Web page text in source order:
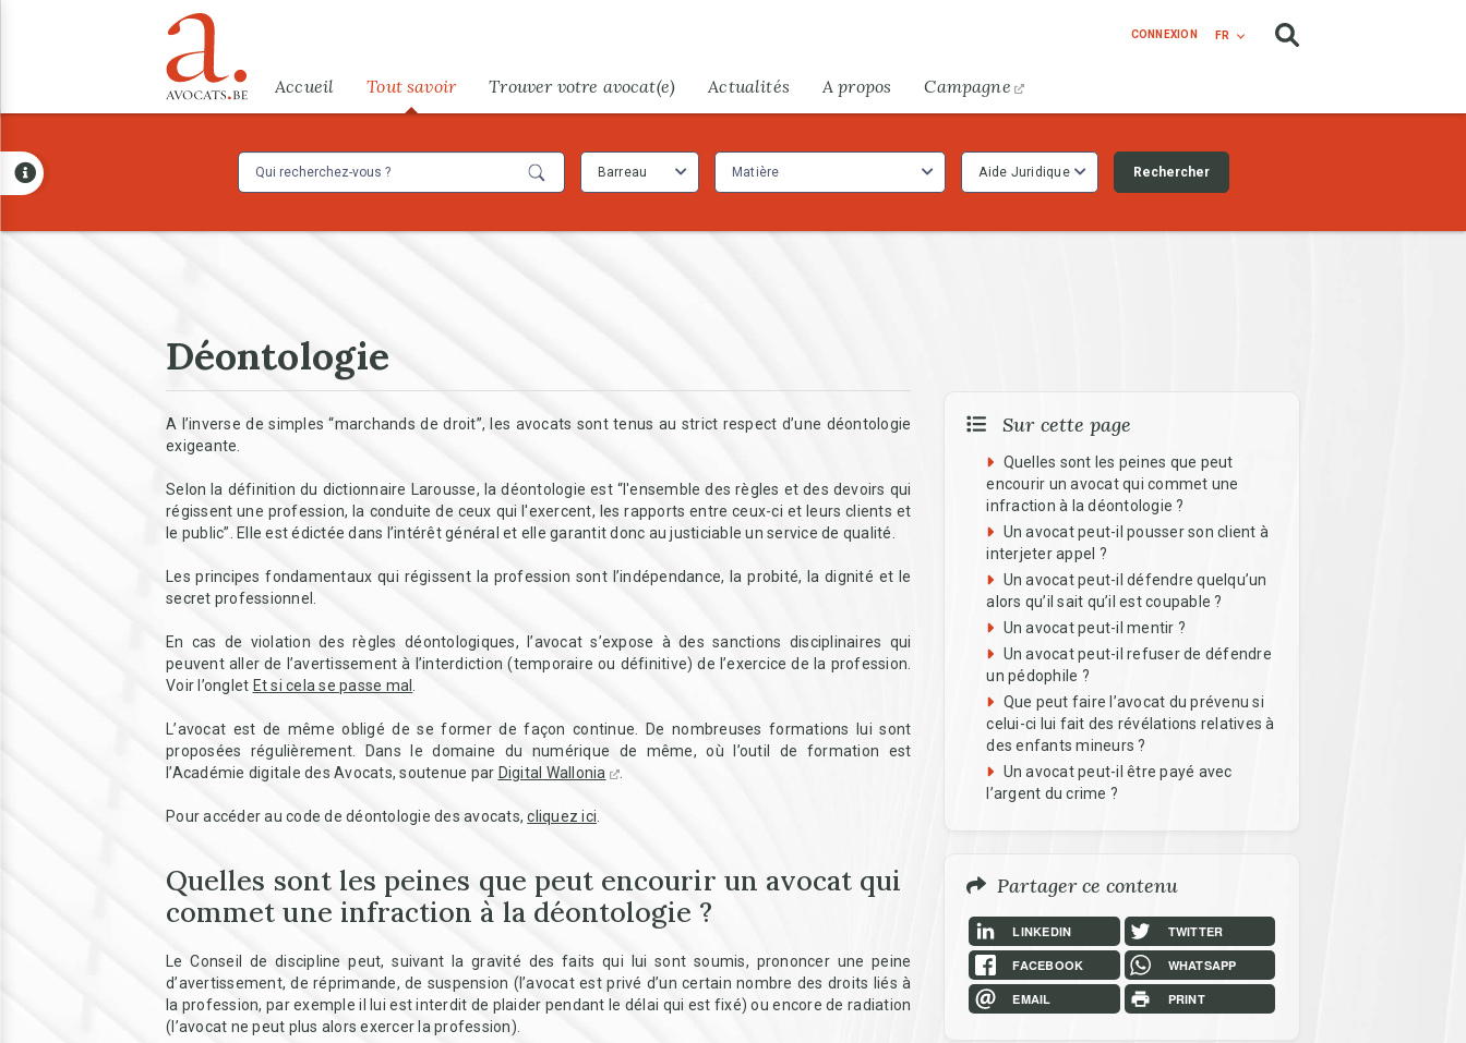
Menu
Accueil Tout savoir Trouver votre avocat(e) Actualités A propos Campagne
CONNEXION FR
Barreau Matière Aide Juridique Rechercher
Sur cette page
Quelles sont les peines que peut
encourir un avocat qui commet une
infraction à la déontologie ?
Un avocat peut-il pousser son client à
interjeter appel ?
Un avocat peut-il défendre quelqu’un
alors qu’il sait qu’il est coupable ?
Un avocat peut-il mentir ?
Un avocat peut-il refuser de défendre
un pédophile ?
Que peut faire l’avocat du prévenu si
celui-ci lui fait des révélations relatives à
des enfants mineurs ?
Un avocat peut-il être payé avec
l’argent du crime ?
Partager ce contenu
LINKEDIN TWITTER
FACEBOOK WHATSAPP
EMAIL PRINT
Déontologie
A l’inverse de simples “marchands de droit”, les avocats sont tenus au strict respect d’une déontologie
exigeante.
Selon la définition du dictionnaire Larousse, la déontologie est “l'ensemble des règles et des devoirs qui
régissent une profession, la conduite de ceux qui l'exercent, les rapports entre ceux-ci et leurs clients et
le public”. Elle est édictée dans l’intérêt général et elle garantit donc au justiciable un service de qualité.
Les principes fondamentaux qui régissent la profession sont l’indépendance, la probité, la dignité et le
secret professionnel.
En cas de violation des règles déontologiques, l’avocat s’expose à des sanctions disciplinaires qui
peuvent aller de l’avertissement à l’interdiction (temporaire ou définitive) de l’exercice de la profession.
Voir l’onglet Et si cela se passe mal
L’avocat est de même obligé de se former de façon continue. De nombreuses formations lui sont
proposées régulièrement. Dans le domaine du numérique de même, où l’outil de formation est
l’Académie digitale des Avocats, soutenue par Digital Wallonia .
Pour accéder au code de déontologie des avocats,cliquez ici
Quelles sont les peines que peut encourir un avocat qui
commet une infraction à la déontologie ?
Le Conseil de discipline peut, suivant la gravité des faits qui lui sont soumis, prononcer une peine
d’avertissement, de réprimande, de suspension (l’avocat est privé d’un certain nombre des droits liés à
la profession, par exemple il lui est interdit de plaider pendant le délai qui est fixé) ou encore de radiation
(l’avocat ne peut plus alors exercer la profession).